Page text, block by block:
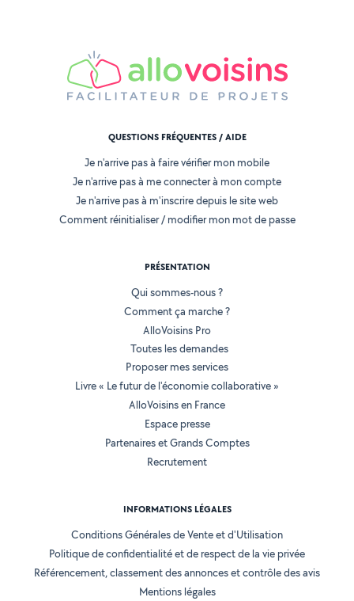
QUESTIONS FRÉQUENTES / AIDE
Je n'arrive pas à faire vérifier mon mobile
Je n'arrive pas à me connecter à mon compte
Je n'arrive pas à m'inscrire depuis le site web
Comment réinitialiser / modifier mon mot de passe
PRÉSENTATION
Qui sommes-nous ?
Comment ça marche ?
AlloVoisins Pro
Toutes les demandes
Proposer mes services
Livre « Le futur de l'économie collaborative »
AlloVoisins en France
Espace presse
Partenaires et Grands Comptes
Recrutement
INFORMATIONS LÉGALES
Conditions Générales de Vente et d'Utilisation
Politique de confidentialité et de respect de la vie privée
Référencement, classement des annonces et contrôle des avis
Mentions légales